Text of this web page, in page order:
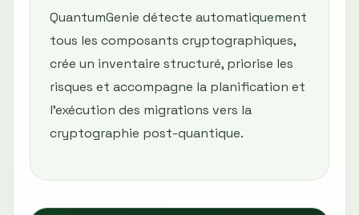
QuantumGenie détecte automatiquement
tous les composants cryptographiques,
crée un inventaire structuré, priorise les
risques et accompagne la planification et
l'exécution des migrations vers la
cryptographie post-quantique.